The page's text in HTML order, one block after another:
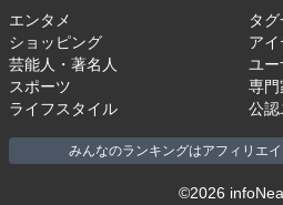
エンタメ
ショッピング
芸能人・著名人
スポーツ
ライフスタイル
タ
ア
ユー
専門
公認
みんなのランキングはアフィリエ
©2026